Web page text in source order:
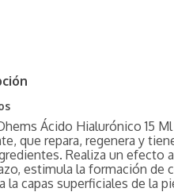
Ácido Hialurónico 15
que repara, regenera y
Realiza un efecto
estimula la formación de
la capas superficiales de la